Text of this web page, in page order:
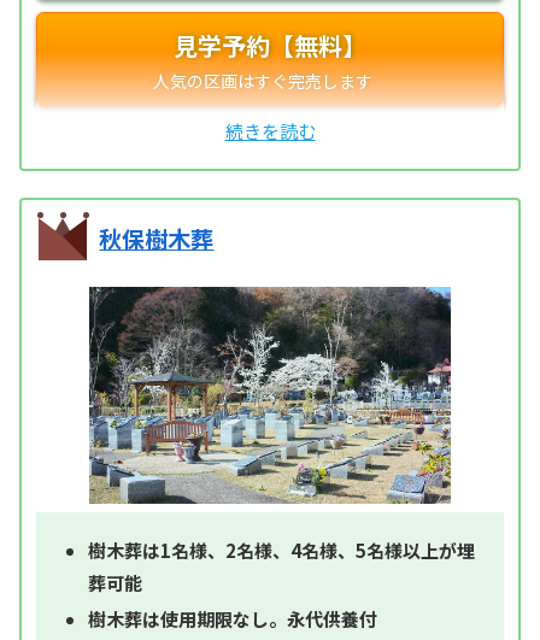
見学予約【無料】
秋保樹木葬
樹木葬は1名様、2名様、4名様、5名様以上が埋
葬可能
樹木葬は使用期限なし。永代供養付